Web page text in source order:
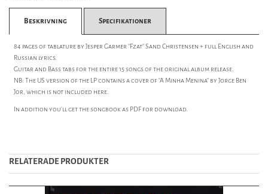
Beskrivning Specifikationer
84 pages of tablature by Jesper Garmer "Fzat" Sand Christensen + full English and
Russian lyrics.
Guitar and Bass tabs for the entire 15 songs of the original album release.
NB: The US version of the LP contains a cover of "A Minha Menina" by Jorge Ben
Jor, which is not included here.
In addition you'll get the songbook as PDF for download.
RELATERADE PRODUKTER